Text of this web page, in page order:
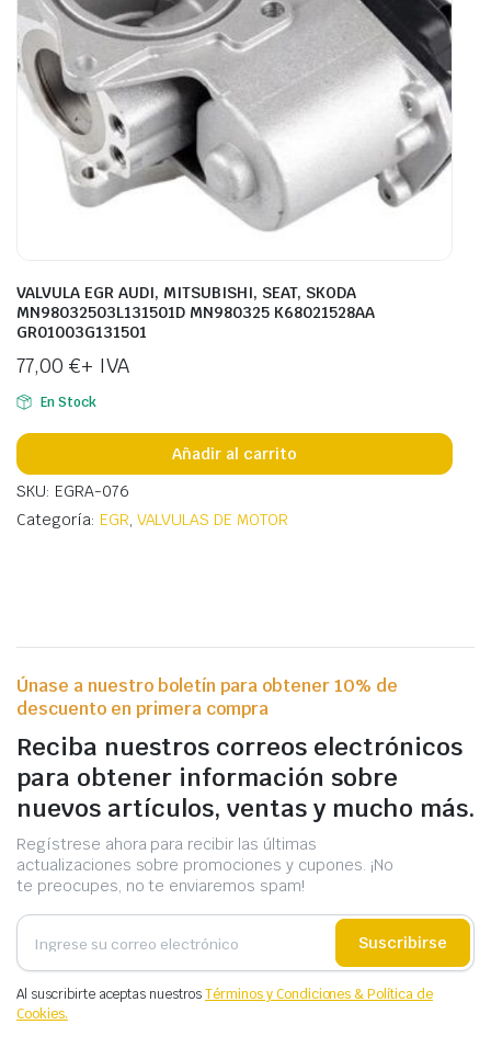
VALVULA EGR AUDI, MITSUBISHI, SEAT, SKODA
MN98032503L131501D MN980325 K68021528AA
GR01003G131501
77,00 €+ IVA
En Stock
Añadir al carrito
SKU: EGRA-076
Categoría: EGR, VALVULAS DE MOTOR
Únase a nuestro boletín para obtener 10% de
descuento en primera compra
Reciba nuestros correos electrónicos
para obtener información sobre
nuevos artículos, ventas y mucho más.
Regístrese ahora para recibir las últimas
actualizaciones sobre promociones y cupones. ¡No
te preocupes, no te enviaremos spam!
Suscribirse
Al suscribirte aceptas nuestrosTérminos y Condiciones & Política de
Cookies.